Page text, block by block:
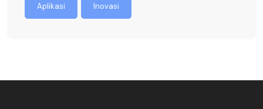
Aplikasi Inovasi